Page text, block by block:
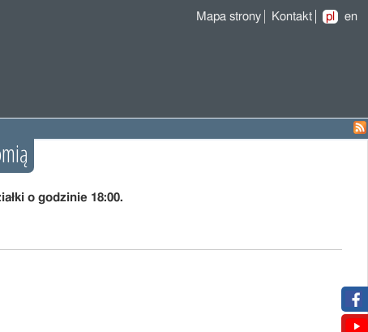
Mapa strony Kontakt pl en
o godzinie 18:00.